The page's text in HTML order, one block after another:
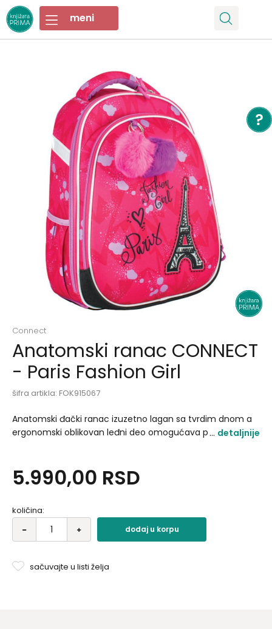
Connect
Anatomski ranac CONNECT
- Paris Fashion Girl
šifra artikla: FOK915067
Anatomski đački ranac izuzetno lagan sa tvrdim dnom a
ergonomski oblikovan leđni deo omogućava protok
Ranc ima jedan džep na zip s prednje strane i džepove na
bočnim stranama. Dimenzije: 32x41x18 cm.
detaljnije
5.990,00 RSD
količina:
dodaj u korpu
sačuvajte u listi želja